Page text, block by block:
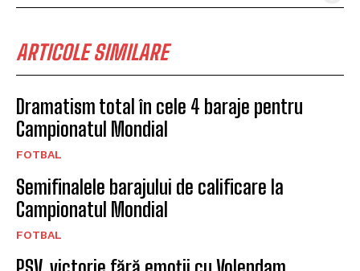
ARTICOLE SIMILARE
Dramatism total în cele 4 baraje pentru
Campionatul Mondial
FOTBAL
Semifinalele barajului de calificare la
Campionatul Mondial
FOTBAL